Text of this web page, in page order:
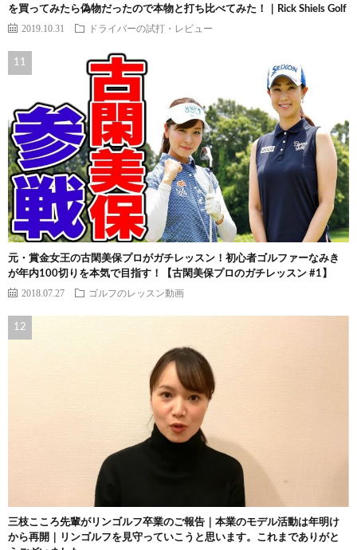
を買ってみたら偽物だったので本物と打ち比べてみた！｜Rick Shiels Golf
2019.10.31 ドライバーの試打・レビュー
元・賞金女王の古閑美保プロがガチレッスン！初心者ゴルファーなみき
が年内100切りを本気で目指す！【古閑美保プロのガチレッスン #1】
2018.07.27 ゴルフのレッスン動画
三枝こころ先輩がリンゴルフ卒業のご報告｜本業のモデル活動は年明け
から再開｜リンゴルフを見守っていこうと思います。これまでありがと